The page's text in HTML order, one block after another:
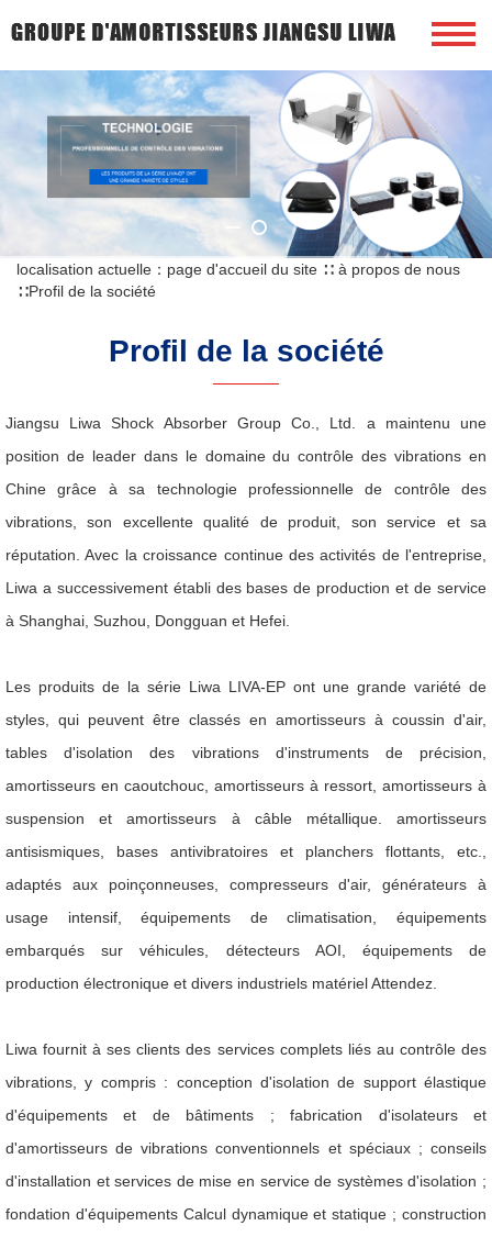
localisation actuelle： page d'accueil du site ∷ à propos de nous
∷Profil de la société
Profil de la société
Jiangsu Liwa Shock Absorber Group Co., Ltd. a maintenu une
position de leader dans le domaine du contrôle des vibrations en
Chine grâce à sa technologie professionnelle de contrôle des
vibrations, son excellente qualité de produit, son service et sa
réputation. Avec la croissance continue des activités de l'entreprise,
Liwa a successivement établi des bases de production et de service
à Shanghai, Suzhou, Dongguan et Hefei.
Les produits de la série Liwa LIVA-EP ont une grande variété de
styles, qui peuvent être classés en amortisseurs à coussin d'air,
tables d'isolation des vibrations d'instruments de précision,
amortisseurs en caoutchouc, amortisseurs à ressort, amortisseurs à
suspension et amortisseurs à câble métallique. amortisseurs
antisismiques, bases antivibratoires et planchers flottants, etc.,
adaptés aux poinçonneuses, compresseurs d'air, générateurs à
usage intensif, équipements de climatisation, équipements
embarqués sur véhicules, détecteurs AOI, équipements de
production électronique et divers industriels matériel Attendez.
Liwa fournit à ses clients des services complets liés au contrôle des
vibrations, y compris : conception d'isolation de support élastique
d'équipements et de bâtiments ; fabrication d'isolateurs et
d'amortisseurs de vibrations conventionnels et spéciaux ; conseils
d'installation et services de mise en service de systèmes d'isolation ;
fondation d'équipements Calcul dynamique et statique ; construction